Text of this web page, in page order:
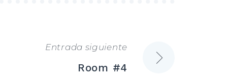
Entrada siguiente
Room #4